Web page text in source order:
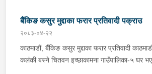
बैंकिङ कसुर मुद्दाका फरार प्रतिवादी पक्राउ
२०८३-०४-२२
काठमाडौं, बैंकिङ कसुर मुद्दाका फरार प्रतिवादी
कलंकी बस्ने चितवन इच्छाकामना गाउँपालिका-५ घर